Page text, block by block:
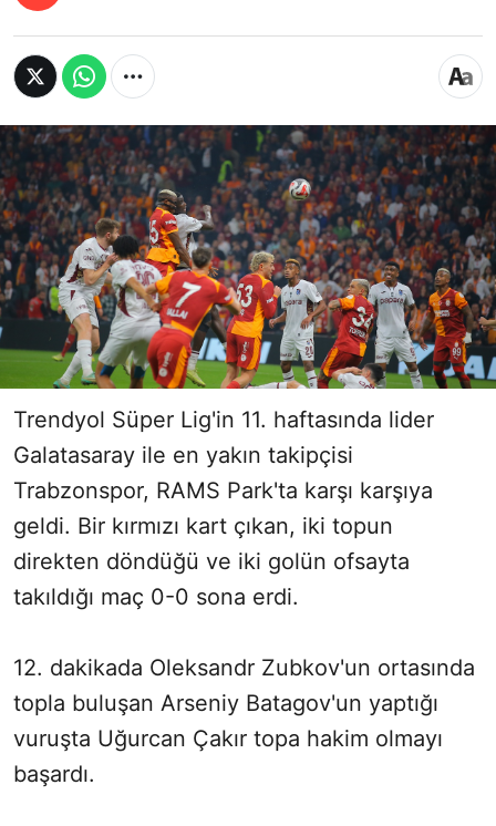
Trendyol Süper Lig'in 11. haftasında lider
Galatasaray ile en yakın takipçisi
Trabzonspor, RAMS Park'ta karşı karşıya
geldi. Bir kırmızı kart çıkan, iki topun
direkten döndüğü ve iki golün ofsayta
takıldığı maç 0-0 sona erdi.
12. dakikada Oleksandr Zubkov'un ortasında
topla buluşan Arseniy Batagov'un yaptığı
vuruşta Uğurcan Çakır topa hakim olmayı
başardı.